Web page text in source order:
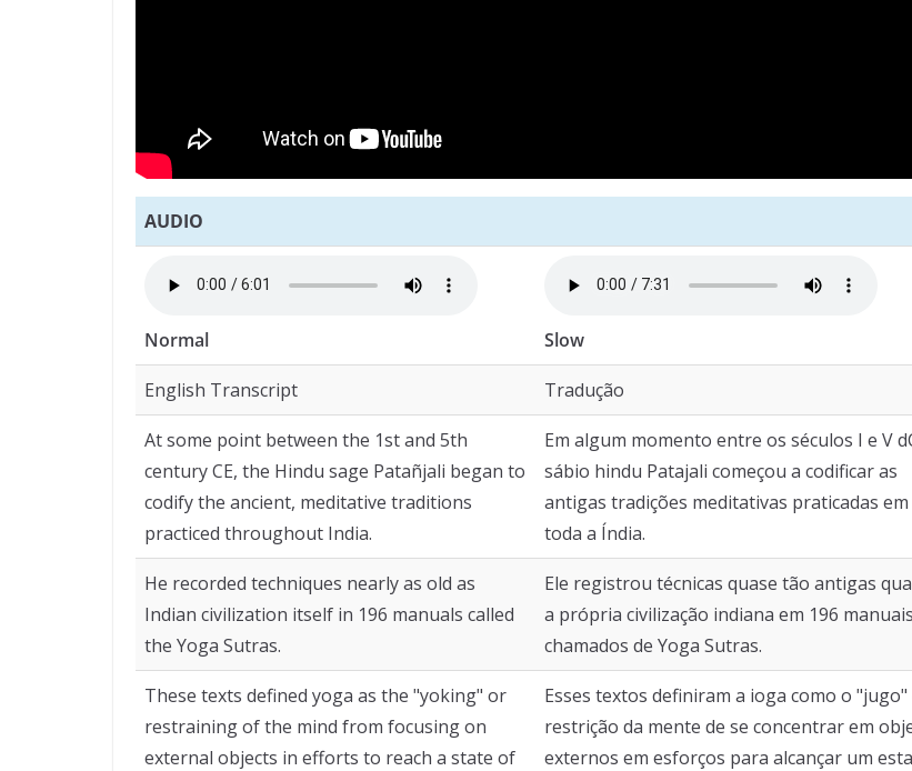
AUDIO
Normal Slow
English Transcript Tradução
At some point between the 1st and 5th
century CE, the Hindu sage Patañjali began to
codify the ancient, meditative traditions
practiced throughout India.
Em algum momento entre os séculos I e V
sábio hindu Patajali começou a codificar as
antigas tradições meditativas praticadas em
toda a Índia.
He recorded techniques nearly as old as
Indian civilization itself in 196 manuals called
the Yoga Sutras.
Ele registrou técnicas quase tão antigas
a própria civilização indiana em 196 manuais
chamados de Yoga Sutras.
These texts defined yoga as the "yoking" or
restraining of the mind from focusing on
external objects in efforts to reach a state of
Esses textos definiram a ioga como o "jugo"
restrição da mente de se concentrar em
externos em esforços para alcançar um